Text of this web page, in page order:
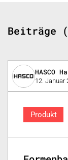
Beiträge
HASCO
12. Januar
Produkt